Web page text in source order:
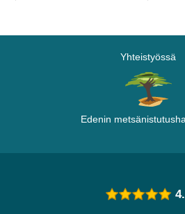
Yhteistyössä
Edenin